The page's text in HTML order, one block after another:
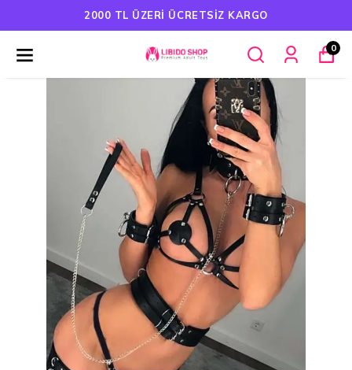
KARGO HAVALE
0